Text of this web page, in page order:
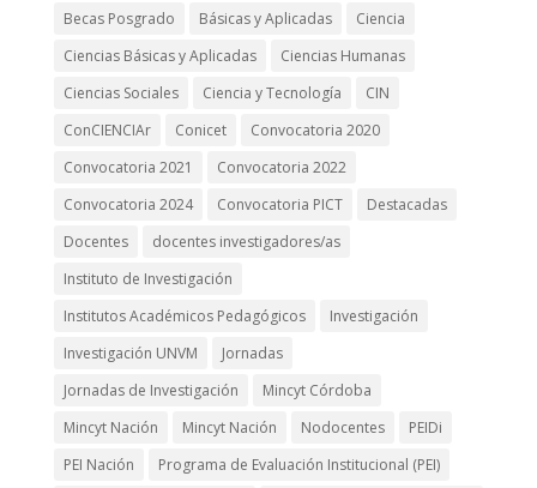
Becas Posgrado
Básicas y Aplicadas
Ciencia
Ciencias Básicas y Aplicadas
Ciencias Humanas
Ciencias Sociales
Ciencia y Tecnología
CIN
ConCIENCIAr
Conicet
Convocatoria 2020
Convocatoria 2021
Convocatoria 2022
Convocatoria 2024
Convocatoria PICT
Destacadas
Docentes
docentes investigadores/as
Instituto de Investigación
Institutos Académicos Pedagógicos
Investigación
Investigación UNVM
Jornadas
Jornadas de Investigación
Mincyt Córdoba
Mincyt Nación
Mincyt Nación Nodocentes
PEIDi
PEI Nación
Programa de Evaluación Institucional (PEI)